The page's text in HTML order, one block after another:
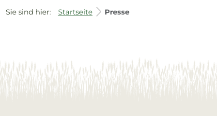
Sie sind hier: Startseite Presse